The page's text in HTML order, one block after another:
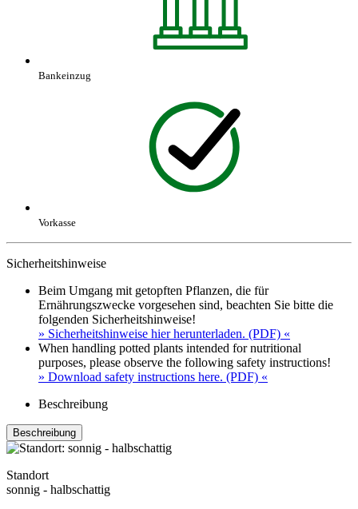
Bankeinzug
Vorkasse
Sicherheitshinweise
Beim Umgang mit getopften Pflanzen, die für
Ernährungszwecke vorgesehen sind, beachten Sie bitte die
folgenden Sicherheitshinweise!
» Sicherheitshinweise hier herunterladen. (PDF) «
When handling potted plants intended for nutritional
purposes, please observe the following safety instructions!
» Download safety instructions here. (PDF) «
Beschreibung
Beschreibung
Standort
sonnig - halbschattig